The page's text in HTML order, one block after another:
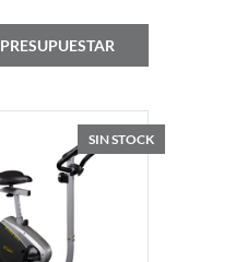
PRESUPUESTAR
SIN STOCK